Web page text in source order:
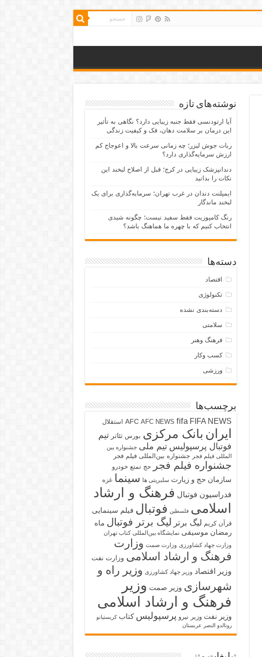
نوشته‌های تازه
آیا ارتودنسی فقط جنبه زیبایی دارد؟ نگاهی به تأثیر
این درمان بر سلامت دهان، فک و کیفیت زندگی
ربات جوش لیزر؛ چه زمانی سرعت بالا و اعوجاج کم
ارزش سرمایه‌گذاری دارد؟
دندانپزشک زیبایی در کرج؛ قبل از اصلاح لبخند این
نکات را بدانید
ایمپلنت دندان در غرب تهران؛ سرمایه‌گذاری برای یک
لبخند ماندگار
رنگ کامپوزیت فقط سفید نیست؛ چگونه شیدی
انتخاب کنیم که با چهره ما هماهنگ باشد؟
دسته‌ها
اقتصاد
تکنولوژی
دسته‌بندی نشده
سلامتی
فرهنگ وهنر
کسب وکار
ورزشی
برچسب‌ها
AFC AFC NEWS fifa FIFA NEWS استقلال
ایران بانک مرکزی بورس تئاتر تیم
فوتبال پرسپولیس تیم ملی جشنواره بین
المللی فیلم فجر جشنواره بین‌المللی فیلم فجر
جشنواره فیلم فجر حج تمتع خودرو
سازمان حج و زیارت سلبریتی ها سینما غزه
فدراسیون فوتبال فرهنگ و ارشاد
اسلامی فلسطین فوتبال فیلم سینمایی
قرآن کریم لیگ برتر لیگ برتر فوتبال ماه
رمضان موسیقی نمایشگاه بین‌المللی کتاب تهران
وزارت جهاد کشاورزی وزارت صمت وزارت
فرهنگ و ارشاد اسلامی وزارت نفت
وزیر اقتصاد وزیر جهاد کشاورزی وزیر راه و
شهرسازی وزیر صمت وزیر
فرهنگ و ارشاد اسلامی
وزیر نفت وزیر نیرو پرسپولیس کتاب کریستیانو
رونالدو النصر عربستان